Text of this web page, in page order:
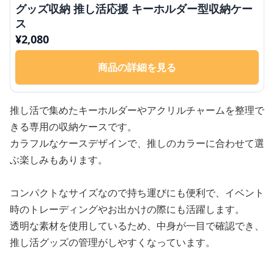
グッズ収納 推し活応援 キーホルダー型収納ケー
ス
¥2,080
商品の詳細を見る
推し活で集めたキーホルダーやアクリルチャームを整理で
きる専用の収納ケースです。
カラフルなケースデザインで、推しのカラーに合わせて選
ぶ楽しみもあります。
コンパクトなサイズなので持ち運びにも便利で、イベント
時のトレーディングやお出かけの際にも活躍します。
透明な素材を使用しているため、中身が一目で確認でき、
推し活グッズの管理がしやすくなっています。